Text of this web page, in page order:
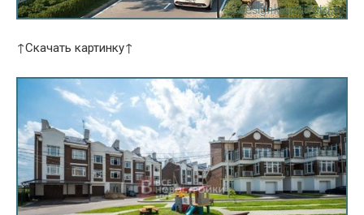
↑Скачать картинку↑